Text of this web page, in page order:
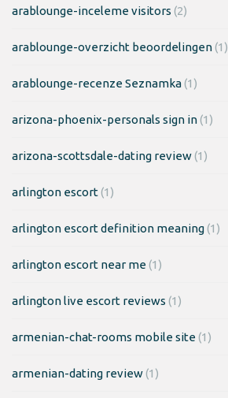
arablounge-inceleme visitors (2)
arablounge-overzicht beoordelingen(1)
arablounge-recenze Seznamka(1)
arizona-phoenix-personals sign in(1)
arizona-scottsdale-dating review(1)
arlington escort(1)
arlington escort definition meaning(1)
arlington escort near me(1)
arlington live escort reviews (1)
armenian-chat-rooms mobile site(1)
armenian-dating review(1)